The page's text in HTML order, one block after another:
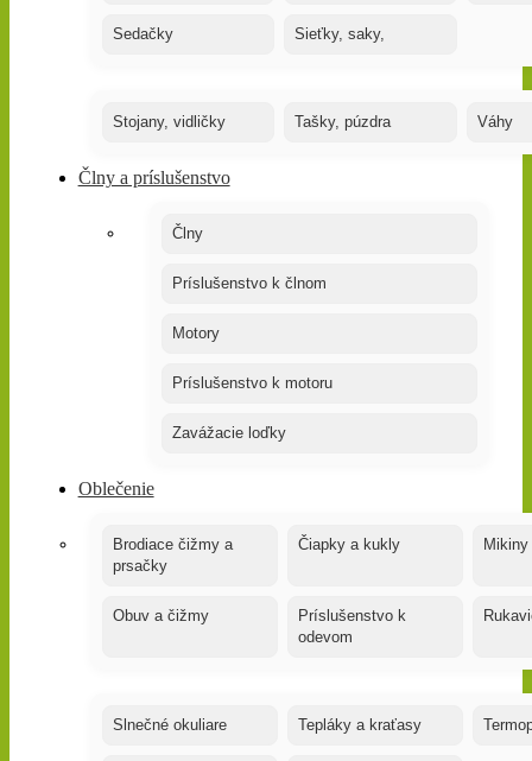
Sedačky Sieťky, saky,
Stojany, vidličky Tašky, púzdra Váhy
Člny a príslušenstvo
Člny
Príslušenstvo k člnom
Motory
Príslušenstvo k motoru
Zavážacie loďky
Oblečenie
Brodiace čižmy a
prsačky
Čiapky a kukly Mikiny
Obuv a čižmy
Príslušenstvo k
odevom
Slnečné okuliare Tepláky a kraťasy